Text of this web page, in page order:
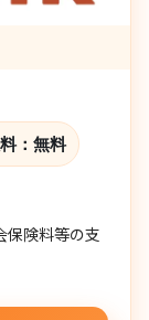
： 無料
保険料等の支